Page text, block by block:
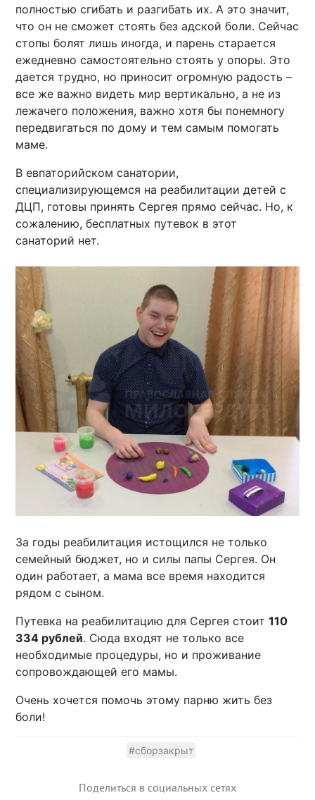
полностью сгибать и разгибать их. А это значит,
что он не сможет стоять без адской боли. Сейчас
стопы болят лишь иногда, и парень старается
ежедневно самостоятельно стоять у опоры. Это
дается трудно, но приносит огромную радость –
все же важно видеть мир вертикально, а не из
лежачего положения, важно хотя бы понемногу
передвигаться по дому и тем самым помогать
маме.
В евпаторийском санатории,
специализирующемся на реабилитации детей с
ДЦП, готовы принять Сергея прямо сейчас. Но, к
сожалению, бесплатных путевок в этот
санаторий нет.
За годы реабилитация истощился не только
семейный бюджет, но и силы папы Сергея. Он
один работает, а мама все время находится
рядом с сыном.
Путевка на реабилитацию для Сергея стоит110
334 рублей. Сюда входят не только все
необходимые процедуры, но и проживание
сопровождающей его мамы.
Очень хочется помочь этому парню жить без
боли!
#сборзакрыт
Поделиться в социальных сетях